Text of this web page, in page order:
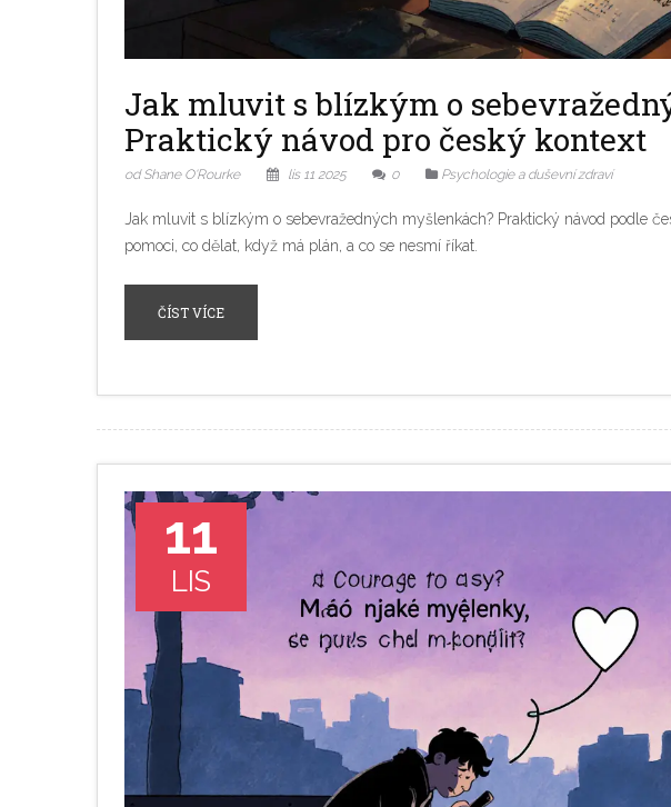
Jak mluvit s blízkým o
Praktický návod pro český kontext
od Shane O'Rourke lis 11 2025 0 Psychologie a duševní zdraví
Jak mluvit s blízkým o sebevražedných myšlenkách? Praktický návod podle
pomoci, co dělat, když má plán, a co se nesmí říkat.
ČÍST VÍCE
11
LIS